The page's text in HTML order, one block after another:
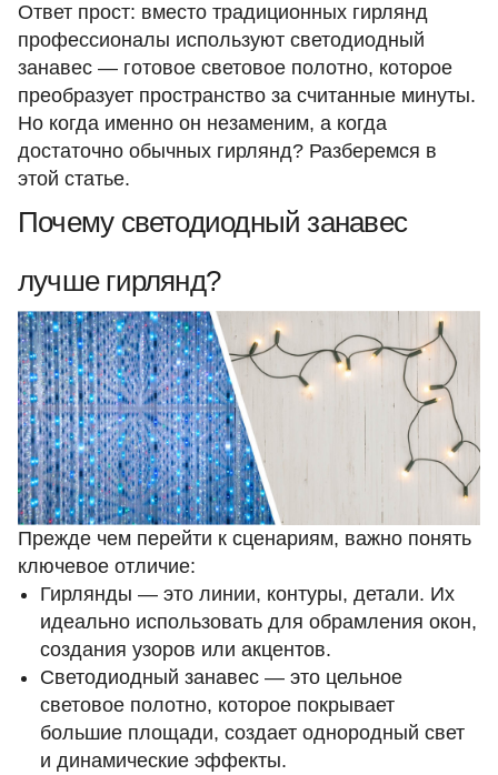
Ответ прост: вместо традиционных гирлянд
профессионалы используют светодиодный
занавес — готовое световое полотно, которое
преобразует пространство за считанные минуты.
Но когда именно он незаменим, а когда
достаточно обычных гирлянд? Разберемся в
этой статье.
Почему светодиодный занавес
лучше гирлянд?
Прежде чем перейти к сценариям, важно понять
ключевое отличие:
Гирлянды — это линии, контуры, детали. Их
идеально использовать для обрамления окон,
создания узоров или акцентов.
Светодиодный занавес — это цельное
световое полотно, которое покрывает
большие площади, создает однородный свет
и динамические эффекты.